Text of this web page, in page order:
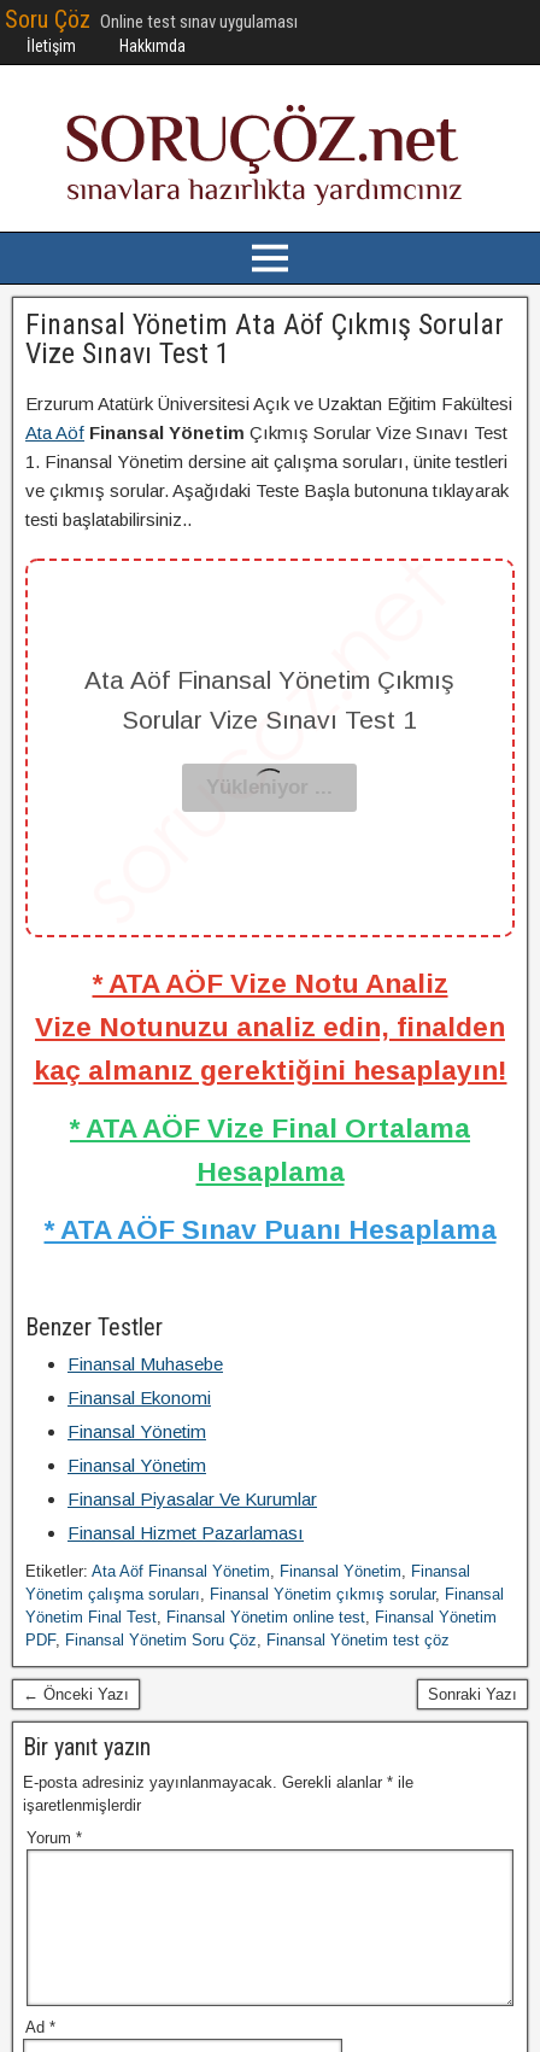
Soru Çöz Online test sınav uygulaması
İletişim Hakkımda
Finansal Yönetim Ata Aöf Çıkmış Sorular
Vize Sınavı Test 1
Erzurum Atatürk Üniversitesi Açık ve Uzaktan Eğitim Fakültesi
Ata Aöf Finansal Yönetim Çıkmış Sorular Vize Sınavı Test
1. Finansal Yönetim dersine ait çalışma soruları, ünite testleri
ve çıkmış sorular. Aşağıdaki Teste Başla butonuna tıklayarak
testi başlatabilirsiniz..
Ata Aöf Finansal Yönetim Çıkmış
Sorular Vize Sınavı Test 1
* ATA AÖF Vize Notu Analiz
Vize Notunuzu analiz edin, finalden
kaç almanız gerektiğini hesaplayın!
* ATA AÖF Vize Final Ortalama
Hesaplama
* ATA AÖF Sınav Puanı Hesaplama
Benzer Testler
Finansal Muhasebe
Finansal Ekonomi
Finansal Yönetim
Finansal Yönetim
Finansal Piyasalar Ve Kurumlar
Finansal Hizmet Pazarlaması
Etiketler: Ata Aöf Finansal Yönetim, Finansal Yönetim, Finansal
Yönetim çalışma soruları, Finansal Yönetim çıkmış sorular, Finansal
Yönetim Final Test, Finansal Yönetim online test, Finansal Yönetim
PDF, Finansal Yönetim Soru Çöz, Finansal Yönetim test çöz
← Önceki Yazı Sonraki Yazı
Bir yanıt yazın
E-posta adresiniz yayınlanmayacak. Gerekli alanlar * ile
işaretlenmişlerdir
Yorum *
Ad *